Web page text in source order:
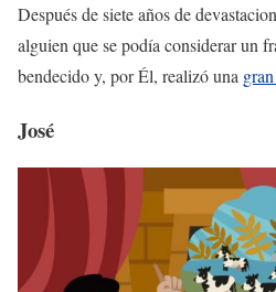
Después de siete años de
alguien que se podía considerar un
bendecido y, por Él, realizó una
José